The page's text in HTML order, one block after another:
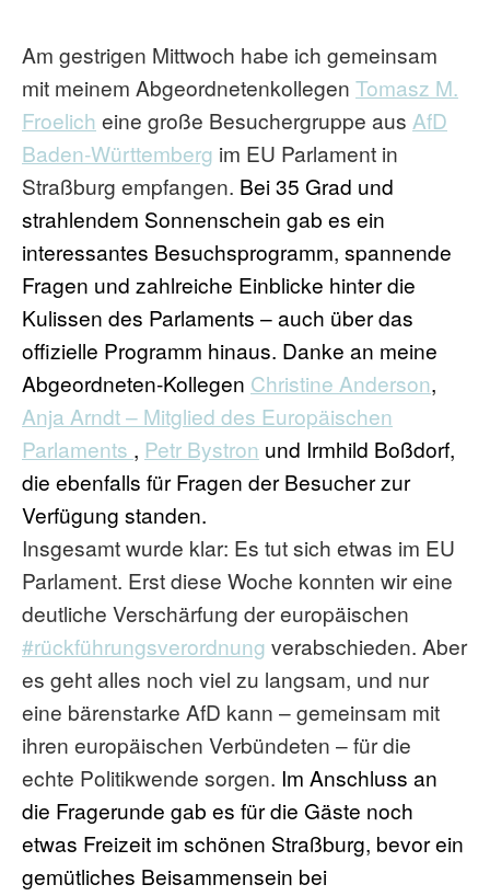
Am gestrigen Mittwoch habe ich gemeinsam
mit meinem Abgeordnetenkollegen Tomasz M.
Froelich eine große Besuchergruppe aus AfD
Baden-Württemberg im EU Parlament in
Straßburg empfangen. Bei 35 Grad und
strahlendem Sonnenschein gab es ein
interessantes Besuchsprogramm, spannende
Fragen und zahlreiche Einblicke hinter die
Kulissen des Parlaments – auch über das
offizielle Programm hinaus. Danke an meine
Abgeordneten-Kollegen Christine Anderson,
Anja Arndt – Mitglied des Europäischen
Parlaments , Petr Bystron und Irmhild Boßdorf,
die ebenfalls für Fragen der Besucher zur
Verfügung standen.
Insgesamt wurde klar: Es tut sich etwas im EU
Parlament. Erst diese Woche konnten wir eine
deutliche Verschärfung der europäischen
#rückführungsverordnung verabschieden. Aber
es geht alles noch viel zu langsam, und nur
eine bärenstarke AfD kann – gemeinsam mit
ihren europäischen Verbündeten – für die
echte Politikwende sorgen. Im Anschluss an
die Fragerunde gab es für die Gäste noch
etwas Freizeit im schönen Straßburg, bevor ein
gemütliches Beisammensein bei